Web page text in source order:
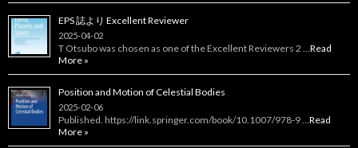
EPS 誌より Excellent Reviewer
2025-04-02
T Otsubo was chosen as one of the Excellent Reviewers 2 … Read
More »
Position and Motion of Celestial Bodies
2025-02-06
Published. https://link.springer.com/book/10.1007/978-9 … Read
More »